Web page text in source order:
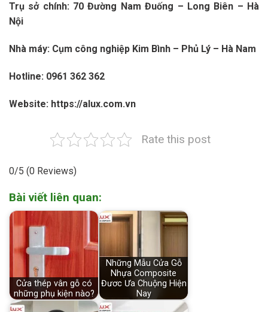
Trụ sở chính: 70 Đường Nam Đuống – Long Biên – Hà
Nội
Nhà máy: Cụm công nghiệp Kim Bình – Phủ Lý – Hà Nam
Hotline: 0961 362 362
Website: https://alux.com.vn
Rate this post
0/5 (0 Reviews)
Bài viết liên quan:
Cửa thép vân gỗ có
những phụ kiện nào?
Những Mẫu Cửa Gỗ
Nhựa Composite
Đươc Ưa Chuộng Hiện
Nay